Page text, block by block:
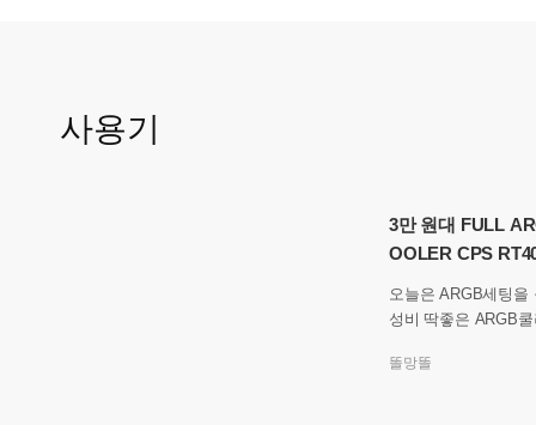
사용기
3만 원대 FULL
OOLER CPS
오늘은 ARGB세팅을
성비 딱좋은 ARGB
CL FULL ARGB 화
똘망똘